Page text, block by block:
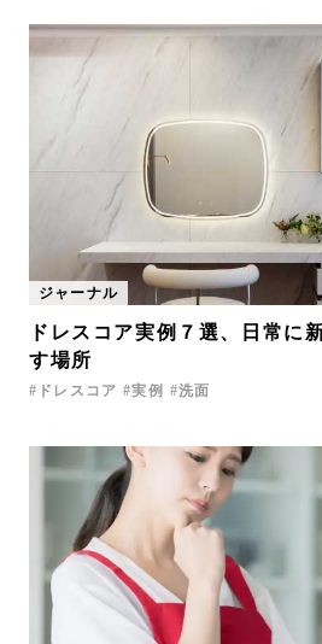
ジャーナル
ドレスコア実例７選、日常に
す場所
ドレスコア 実例 洗面